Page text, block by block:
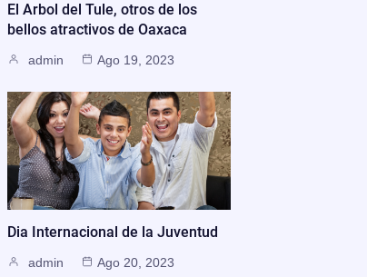
El Arbol del Tule, otros de los
bellos atractivos de Oaxaca
admin Ago 19, 2023
Dia Internacional de la Juventud
admin Ago 20, 2023